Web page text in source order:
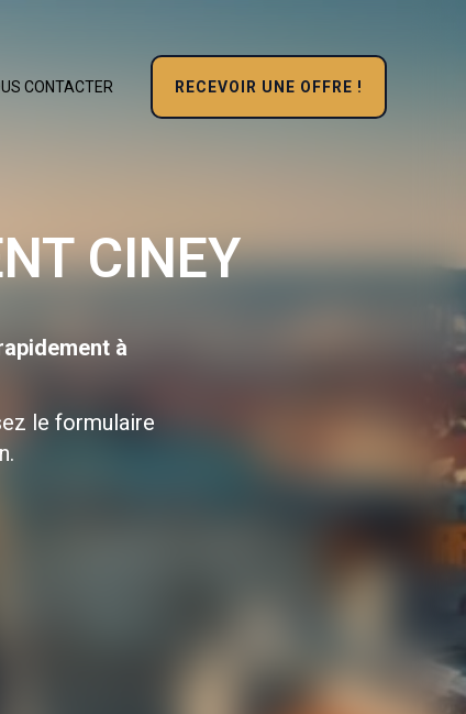
CONTACTER RECEVOIR UNE OFFRE !
CINEY
à
le formulaire